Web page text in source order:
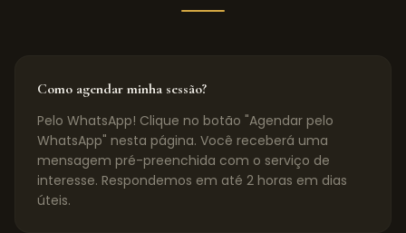
Como agendar minha sessão?
Pelo WhatsApp! Clique no botão "Agendar pelo
WhatsApp" nesta página. Você receberá uma
mensagem pré-preenchida com o serviço de
interesse. Respondemos em até 2 horas em dias
úteis.